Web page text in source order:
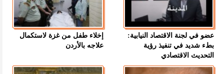
عضو في لجنة الاقتصاد النيابية:
بطء شديد في تنفيذ رؤية
التحديث الاقتصادي
إخلاء طفل من غزة لاستكمال
علاجه بالأردن